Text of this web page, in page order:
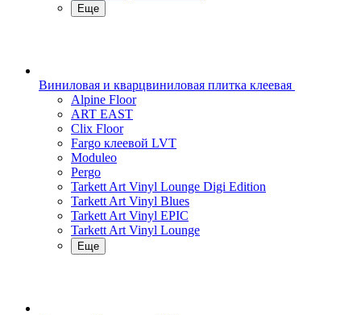
Еще
Виниловая и кварцвиниловая плитка клеевая
Alpine Floor
ART EAST
Clix Floor
Fargo клеевой LVT
Moduleo
Pergo
Tarkett Art Vinyl Lounge Digi Edition
Tarkett Art Vinyl Blues
Tarkett Art Vinyl EPIC
Tarkett Art Vinyl Lounge
Еще